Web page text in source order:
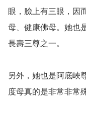
眼，臉上有三眼，因
母、健康佛母。她也
長壽三尊之一。
另外，她也是阿底峽
度母真的是非常非常